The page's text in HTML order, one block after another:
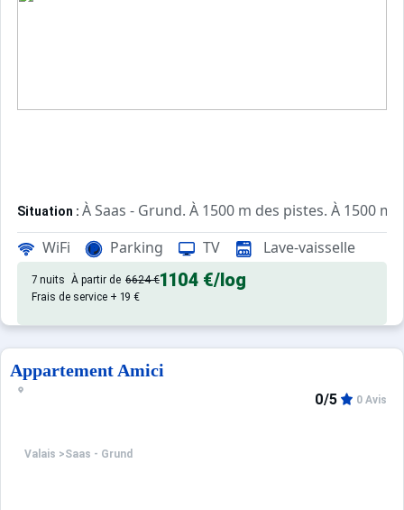
Situation : À Saas - Grund. À 1500 m des pistes. À 1500
Appartement de particulier : de qualité, de 76 m² avec
WiFi Parking TV Lave-vaisselle
7 nuits À partir de 6624 €1104 €/log
Frais de service + 19 €
Appartement Amici
Valais >Saas - Grund
0/5 0 Avis